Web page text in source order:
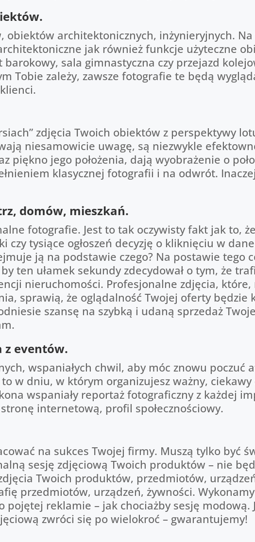
architektonicznych, inżynieryjnych. Na
jak również funkcje użyteczne
sala gimnastyczna czy przejazd
Tobie zależy, zawsze fotografie te będą
zdjęcia Twoich obiektów z perspektywy
niesamowicie uwagę, są niezwykle
piękno jego położenia, dają wyobrażenie o
klasycznej fotografii i na odwrót.
domów, mieszkań.
fotografie. Jest to tak oczywisty fakt jak to,
tysiące ogłoszeń decyzję o kliknięciu w dane
ją na podstawie czego? Na postawie tego
ten ułamek sekundy zdecydował o tym, że
nieruchomości. Profesjonalne zdjęcia,
sprawią, że oglądalność Twojej oferty będzie
szansę na szybką i udaną sprzedaż
z eventów.
wspaniałych chwil, aby móc znowu poczuć
w dniu, w którym organizujesz ważny, ciekawy
wspaniały reportaż fotograficzny z każdej
internetową, profil społecznościowy.
na sukces Twojej firmy. Muszą tylko być
sesję zdjęciową Twoich produktów – nie
Twoich produktów, przedmiotów,
przedmiotów, urządzeń, żywności.
pojętej reklamie – jak chociażby sesję modową.
zwróci się po wielokroć – gwarantujemy!